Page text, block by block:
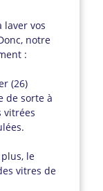
laver vos
notre
:
(26)
de sorte à
vitrées
le
vitres de